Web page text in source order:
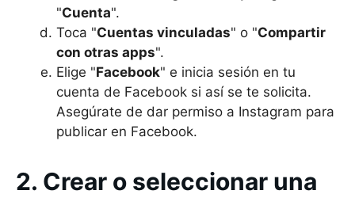
"Cuenta".
Toca "Cuentas vinculadas" o "Compartir
con otras apps".
Elige "Facebook" e inicia sesión en tu
cuenta de Facebook si así se te solicita.
Asegúrate de dar permiso a Instagram para
publicar en Facebook.
2. Crear o seleccionar una